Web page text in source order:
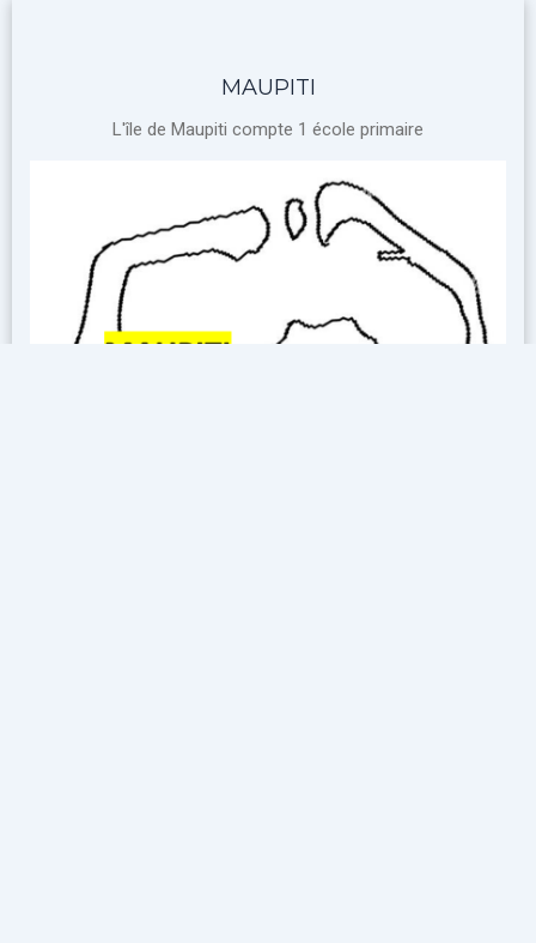
MAUPITI
L'île de Maupiti compte 1 école primaire